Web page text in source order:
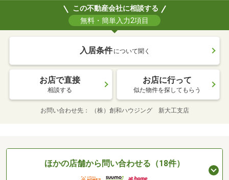
この不動産会社に相談する
無料・簡単入力2項目
入居条件 について聞く
お店で直接
相談する
お店に行って
似た物件を探してもらう
お問い合わせ先 （株）創和ハウジング 新大工支店
ほかの店舗から問い合わせる（18件）